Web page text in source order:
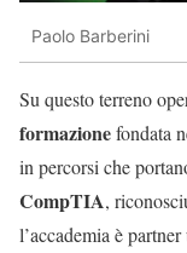
Paolo Barberini
Su questo terreno
formazionefondata
in percorsi che
CompTIA,
l’accademia è